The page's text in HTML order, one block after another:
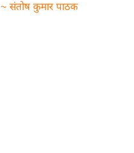
~ संतोष कुमार पाठक